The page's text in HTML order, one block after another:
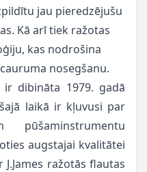
jau pieredzējušu
Kā arī tiek ražotas
kas nodrošina
nosegšanu.
ir dibināta 1979. gadā
laikā ir kļuvusi par
augstajai kvalitātei
ražotās flautas